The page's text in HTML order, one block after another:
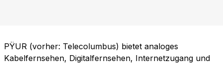
PŸUR (vorher: Telecolumbus) bietet analoges
Kabelfernsehen, Digitalfernsehen, Internetzugang und